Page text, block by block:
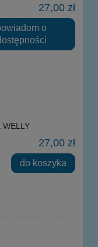
27,00 zł
o
WELLY
27,00 zł
do koszyka